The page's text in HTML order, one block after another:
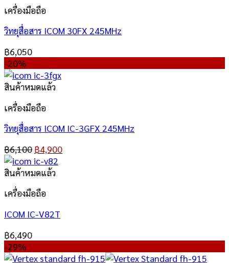
เครื่องมือถือ
วิทยุสื่อสาร ICOM 30FX 245MHz
฿6,050
-20%
สินค้าหมดแล้ว
เครื่องมือถือ
วิทยุสื่อสาร ICOM IC-3GFX 245MHz
฿6,100 ฿4,900
สินค้าหมดแล้ว
เครื่องมือถือ
ICOM IC-V82T
฿6,490
-29%